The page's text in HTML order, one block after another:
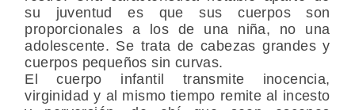
su juventud es que sus cuerpos son
proporcionales a los de una niña, no una
adolescente. Se trata de cabezas grandes y
cuerpos pequeños sin curvas.
El cuerpo infantil transmite inocencia,
virginidad y al mismo tiempo remite al incesto